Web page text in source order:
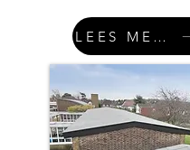
LEES MEER